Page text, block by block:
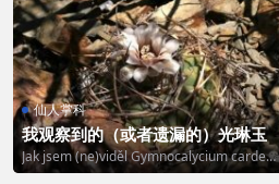
仙人掌科
我观察到的（或者遗漏的）光琳玉
Jak jsem (ne)viděl Gymnocalycium carden
a...